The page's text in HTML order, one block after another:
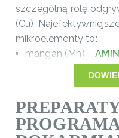
szczególną rolę
(Cu).
mikroelementy to:
mangan (Mn) –
O wielkości plonu żyta